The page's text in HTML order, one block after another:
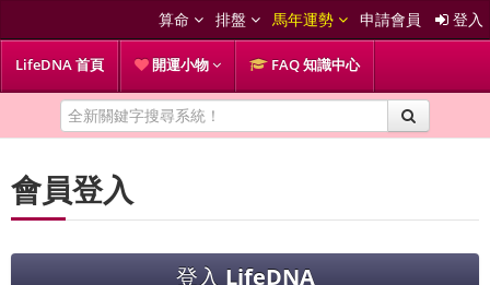
算命 排盤 馬年運勢 申請會員 登入
LifeDNA 首頁 開運小物 FAQ 知識中心
會員登入
登入 LifeDNA